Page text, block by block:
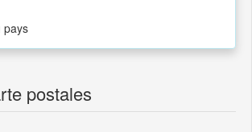
pays
postales